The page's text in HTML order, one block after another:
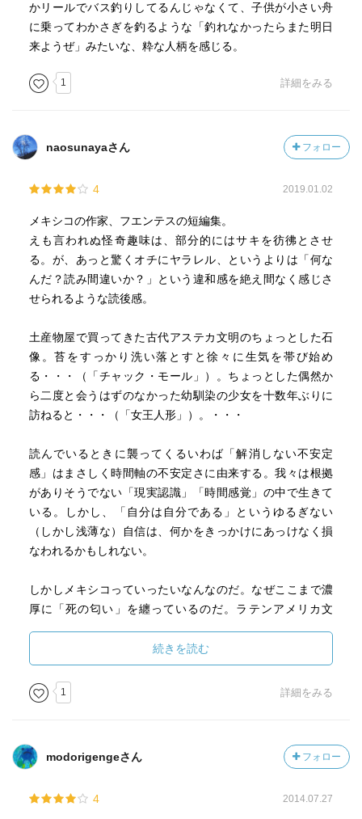
かリールでバス釣りしてるんじゃなくて、子供が小さい舟
に乗ってわかさぎを釣るような「釣れなかったらまた明日
来ようぜ」みたいな、粋な人柄を感じる。
1 詳細をみる
naosunayaさん フォロー
4 2019.01.02
メキシコの作家、フエンテスの短編集。
えも言われぬ怪奇趣味は、部分的にはサキを彷彿とさせ
る。が、あっと驚くオチにヤラレル、というよりは「何な
んだ？読み間違いか？」という違和感を絶え間なく感じさ
せられるような読後感。
土産物屋で買ってきた古代アステカ文明のちょっとした石
像。苔をすっかり洗い落とすと徐々に生気を帯び始め
る・・・（「チャック・モール」）。ちょっとした偶然か
ら二度と会うはずのなかった幼馴染の少女を十数年ぶりに
訪ねると・・・（「女王人形」）。・・・
読んでいるときに襲ってくるいわば「解消しない不安定
感」はまさしく時間軸の不安定さに由来する。我々は根拠
がありそうでない「現実認識」「時間感覚」の中で生きて
いる。しかし、「自分は自分である」というゆるぎない
（しかし浅薄な）自信は、何かをきっかけにあっけなく損
なわれるかもしれない。
しかしメキシコっていったいなんなのだ。なぜここまで濃
厚に「死の匂い」を纏っているのだ。ラテンアメリカ文
最表題作の「アウラ」は「雨月物語」の強い影響下にある
作品だという。村上春樹も雨月物語の夢幻性に強い関心を
うーん、ラテンアメリカ文学、興味深い。
続きを読む
1 詳細をみる
modorigengeさん フォロー
4 2014.07.27